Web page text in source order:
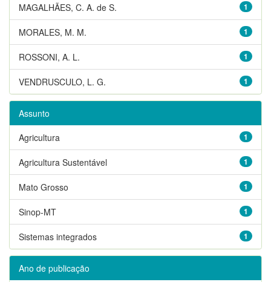
1
MAGALHÃES, C. A. de S.
1
MORALES, M. M.
1
ROSSONI, A. L.
1
VENDRUSCULO, L. G.
Assunto
1
Agricultura
1
Agricultura Sustentável
1
Mato Grosso
1
Sinop-MT
1
Sistemas integrados
Ano de publicação